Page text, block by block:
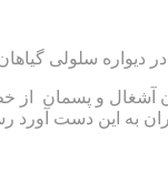
سلولی
و پسمان از
این دست آورد